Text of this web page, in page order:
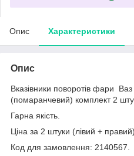
Опис Характеристики
Опис
Вказівники поворотів фари
(помаранчевий) комплект 2
Гарна якість.
Ціна за 2 штуки (лівий + правий).
Код для замовлення: 2140567.